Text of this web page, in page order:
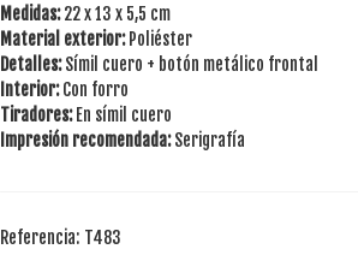
Medidas:22 x 13 x 5,5 cm
Material exterior:Poliéster
Detalles:Símil cuero + botón metálico frontal
Interior:Con forro
Tiradores:En símil cuero
Impresión recomendada:Serigrafía
Referencia: T483